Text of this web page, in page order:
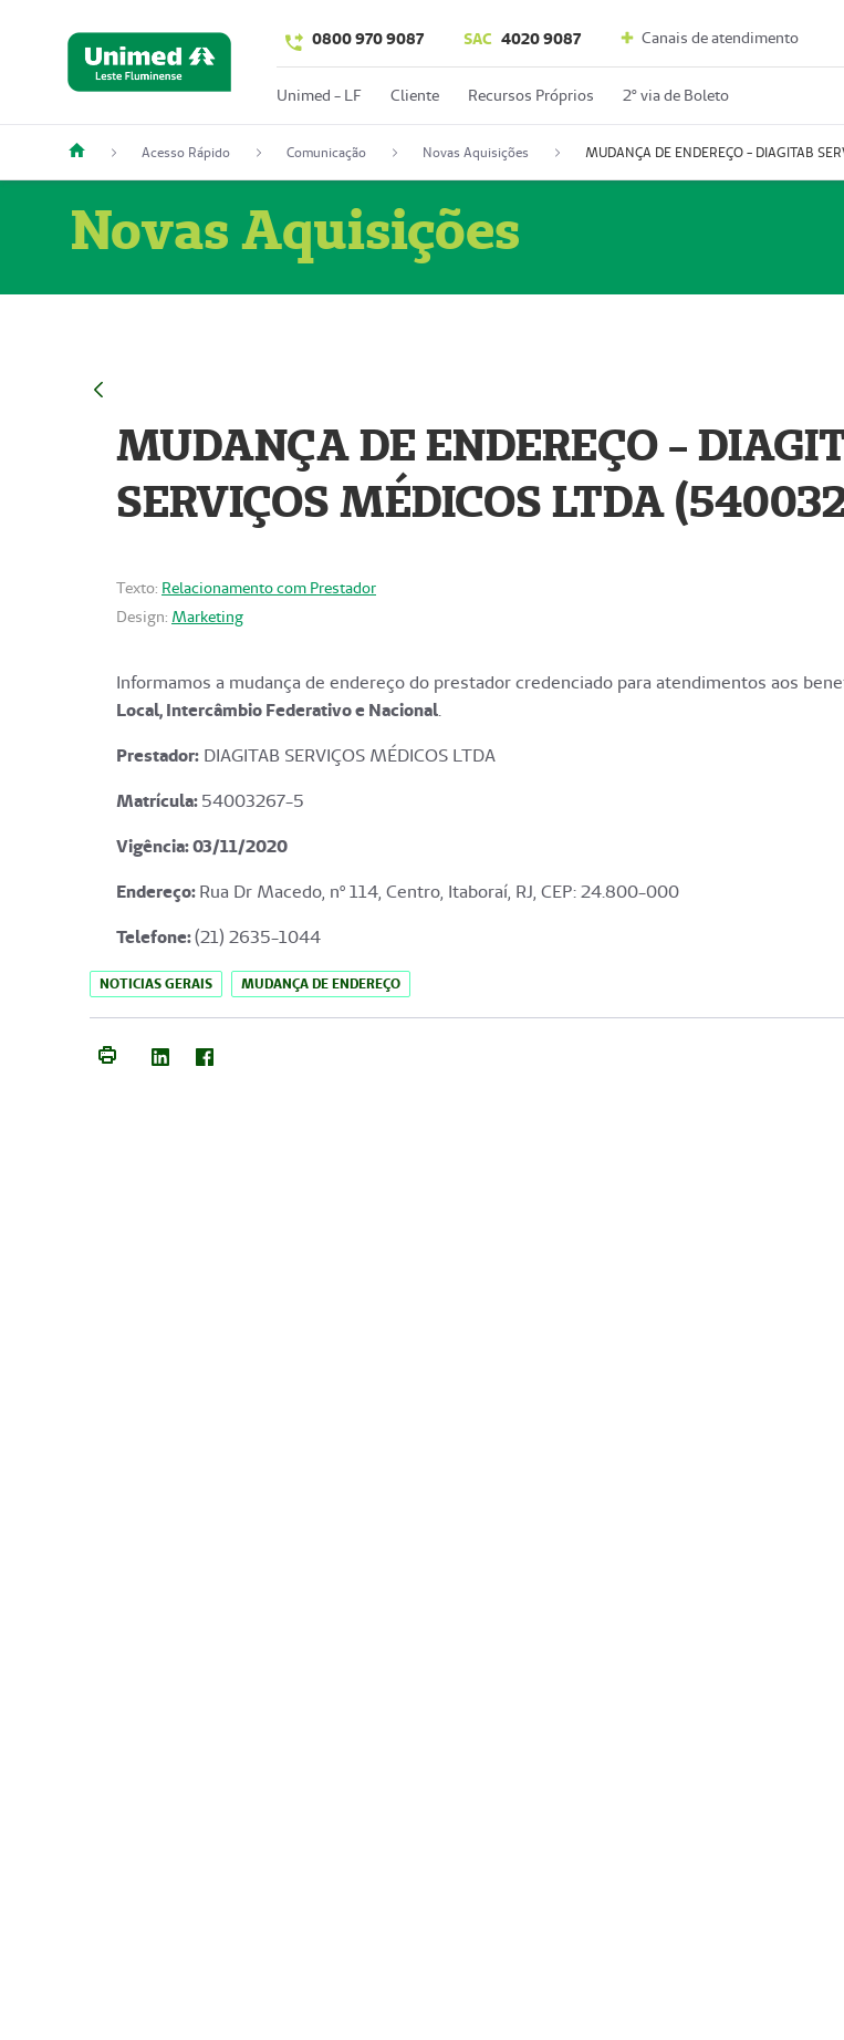
0800 970 9087 SAC 4020 9087 Canais de atendimento
Unimed - LF Cliente Recursos Próprios 2º via de Boleto
Acesso Rápido Comunicação Novas Aquisições
Novas Aquisições
MUDANÇA DE ENDEREÇO -
SERVIÇOS MÉDICOS LTDA
Texto: Relacionamento com Prestador
Design: Marketing
Informamos a mudança de endereço do prestador credenciado para atendimentos aos
Local, Intercâmbio Federativo e Nacional.
Prestador: DIAGITAB SERVIÇOS MÉDICOS LTDA
Matrícula:54003267-5
Vigência: 03/11/2020
Endereço:Rua Dr Macedo, nº 114, Centro, Itaboraí, RJ, CEP: 24.800-000
Telefone:(21) 2635-1044
NOTICIAS GERAIS MUDANÇA DE ENDEREÇO